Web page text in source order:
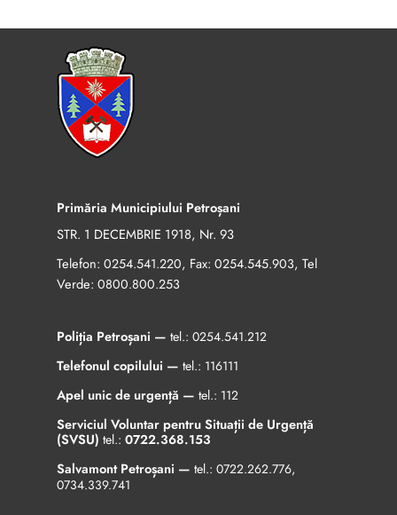
Primăria Municipiului Petroșani
STR. 1 DECEMBRIE 1918, Nr. 93
Telefon: 0254.541.220, Fax: 0254.545.903, Tel
Verde: 0800.800.253
Poliția Petroșani — tel.: 0254.541.212
Telefonul copilului — tel.: 116111
Apel unic de urgență — tel.: 112
Serviciul Voluntar pentru Situații de Urgență
(SVSU) tel.: 0722.368.153
Salvamont Petroșani — tel.: 0722.262.776,
0734.339.741